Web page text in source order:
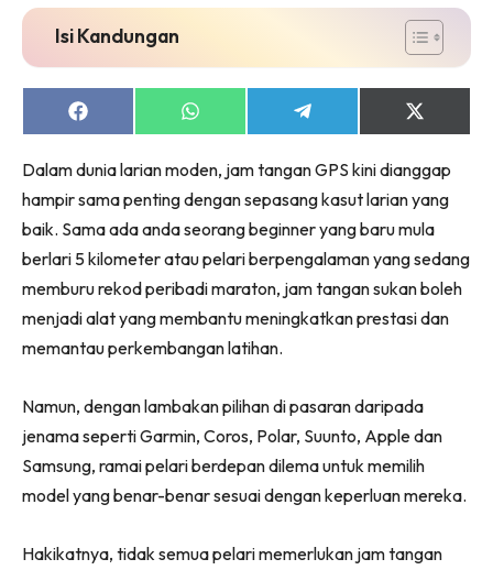
Isi Kandungan
Share
on
Share
on
Share
on
Share
on
(Twitter)
Dalam dunia larian moden, jam tangan GPS kini dianggap
hampir sama penting dengan sepasang kasut larian yang
baik. Sama ada anda seorang beginner yang baru mula
berlari 5 kilometer atau pelari berpengalaman yang sedang
memburu rekod peribadi maraton, jam tangan sukan boleh
menjadi alat yang membantu meningkatkan prestasi dan
memantau perkembangan latihan.
Namun, dengan lambakan pilihan di pasaran daripada
jenama seperti Garmin, Coros, Polar, Suunto, Apple dan
Samsung, ramai pelari berdepan dilema untuk memilih
model yang benar-benar sesuai dengan keperluan mereka.
Hakikatnya, tidak semua pelari memerlukan jam tangan